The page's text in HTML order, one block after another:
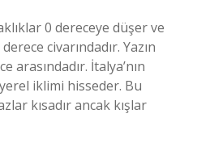
0 dereceye düşer ve
civarındadır. Yazın
arasındadır. İtalya’nın
iklimi hisseder. Bu
kısadır ancak kışlar